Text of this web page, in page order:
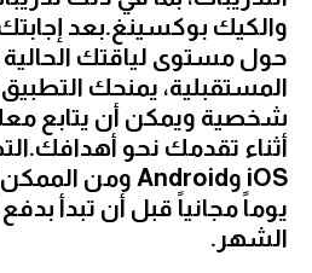
والكيك بوكسينغ.بعد
حول مستوى لياقتك
المستقبلية، يمنحك
شخصية ويمكن أن يتابع
أثناء تقدمك نحو
الشهر.